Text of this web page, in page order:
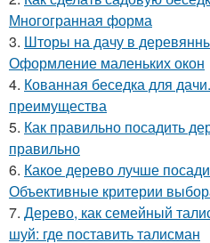
Многогранная форма
3. Шторы на дачу в
Оформление маленьких окон
4. Кованная беседка для
преимущества
5. Как правильно посадить
правильно
6. Какое дерево лучше
Объективные критерии
7. Дерево, как семейный
шуй: где поставить талисман